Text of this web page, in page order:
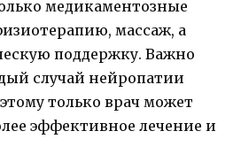
медикаментозные
массаж, а
поддержку. Важно
случай нейропатии
только врач может
эффективное лечение и